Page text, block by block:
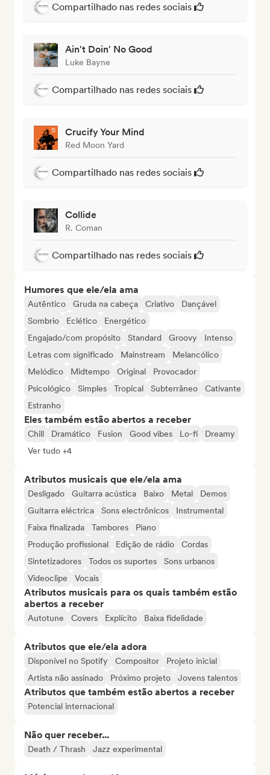
Compartilhado nas redes sociais
Ain't Doin' No Good
Luke Bayne
Compartilhado nas redes sociais
Crucify Your Mind
Red Moon Yard
Compartilhado nas redes sociais
Collide
R. Coman
Compartilhado nas redes sociais
Humores que ele/ela ama
Autêntico Gruda na cabeça Criativo
Dançável
Sombrio
Eclético
Energético
Engajado/com propósito
Standard Groovy
Intenso
Letras com significado
Mainstream
Melancólico
Melódico
Midtempo Original
Provocador
Psicológico
Simples Tropical Subterrâneo
Cativante
Estranho
Eles também estão abertos a receber
Chill Dramático Fusion Good vibes Lo-fi
Dreamy
Ver tudo +4
Atributos musicais que ele/ela ama
Desligado Guitarra acústica Baixo Metal
Demos
Guitarra eléctrica
Sons electrônicos
Instrumental
Faixa finalizada
Tambores
Piano
Produção profissional
Edição de rádio
Cordas
Sintetizadores
Todos os suportes
Sons urbanos
Videoclipe
Vocais
Atributos musicais para os quais também estão
abertos a receber
Autotune Covers Explícito Baixa fidelidade
Atributos que ele/ela adora
Disponível no Spotify Compositor
Projeto inicial
Artista não assinado
Próximo projeto Jovens talentos
Atributos que também estão abertos a receber
Potencial internacional
Não quer receber...
Death / Thrash Jazz experimental